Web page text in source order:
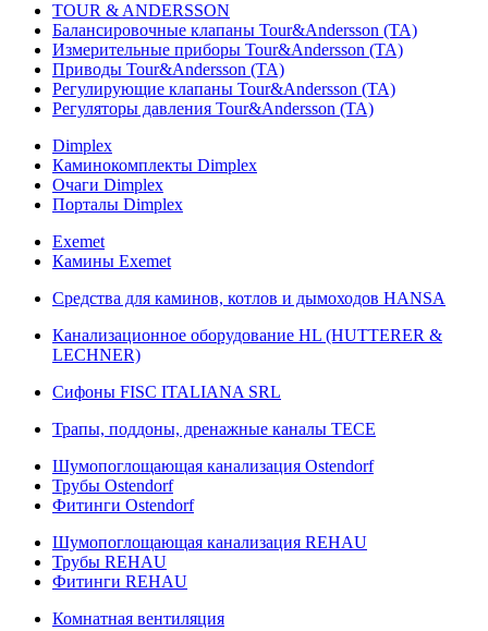
TOUR & ANDERSSON
Балансировочные клапаны Tour&Andersson (TA)
Измерительные приборы Tour&Andersson (TA)
Приводы Tour&Andersson (TA)
Регулирующие клапаны Tour&Andersson (TA)
Регуляторы давления Tour&Andersson (TA)
Dimplex
Каминокомплекты Dimplex
Очаги Dimplex
Порталы Dimplex
Exemet
Камины Exemet
Средства для каминов, котлов и дымоходов HANSA
Канализационное оборудование HL (HUTTERER &
LECHNER)
Сифоны FISC ITALIANA SRL
Трапы, поддоны, дренажные каналы TECE
Шумопоглощающая канализация Ostendorf
Трубы Ostendorf
Фитинги Ostendorf
Шумопоглощающая канализация REHAU
Трубы REHAU
Фитинги REHAU
Комнатная вентиляция